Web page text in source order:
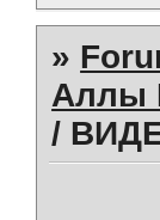
»
Аллы
/